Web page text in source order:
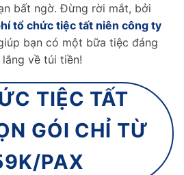
bất ngờ. Đừng rời mắt, bởi
tổ chức tiệc tất niên công ty
bạn có một bữa tiệc đáng
về túi tiền!
TIỆC TẤT
GÓI CHỈ TỪ
PAX